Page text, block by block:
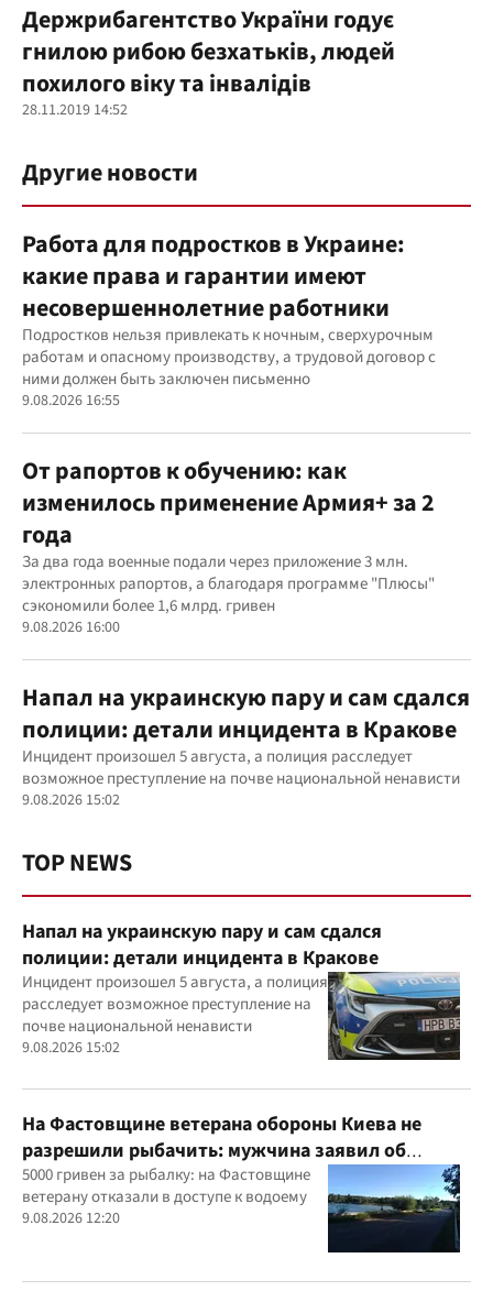
Держрибагентство України годує
гнилою рибою безхатьків, людей
похилого віку та інвалідів
28.11.2019 14:52
Другие новости
Работа для подростков в Украине:
какие права и гарантии имеют
несовершеннолетние работники
Подростков нельзя привлекать к ночным, сверхурочным
работам и опасному производству, а трудовой договор с
ними должен быть заключен письменно
9.08.2026 16:55
От рапортов к обучению: как
изменилось применение Армия+ за 2
года
За два года военные подали через приложение 3 млн.
электронных рапортов, а благодаря программе "Плюсы"
сэкономили более 1,6 млрд. гривен
9.08.2026 16:00
Напал на украинскую пару и сам сдался
полиции: детали инцидента в Кракове
Инцидент произошел 5 августа, а полиция расследует
возможное преступление на почве национальной ненависти
9.08.2026 15:02
TOP NEWS
Напал на украинскую пару и сам сдался
полиции: детали инцидента в Кракове
Инцидент произошел 5 августа, а полиция
расследует возможное преступление на
почве национальной ненависти
9.08.2026 15:02
На Фастовщине ветерана обороны Киева не
разрешили рыбачить: мужчина заявил об
угрозах
5000 гривен за рыбалку: на Фастовщине
ветерану отказали в доступе к водоему
9.08.2026 12:20